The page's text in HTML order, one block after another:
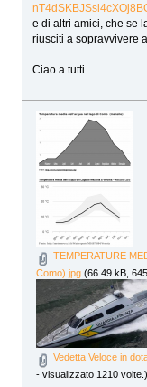
e di altri amici, che se
riusciti a sopravvivere
Ciao a tutti
TEMPERATURE
Como).jpg(66.49 kB,
Vedetta Veloce in
- visualizzato 1210 volte.)